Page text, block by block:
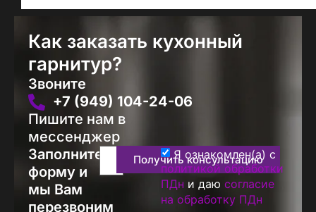
Как заказать кухонный
гарнитур?
Звоните
+7 (949) 104-24-06
Пишите нам в
мессенджер
Заполните
форму и
мы Вам
перезвоним
Получить консультацию
Я ознакомлен(а) с
политикой обработки
ПДн и даю согласие
на обработку ПДн